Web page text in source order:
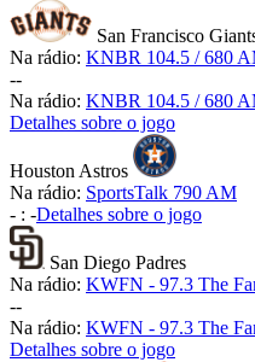
San Francisco
Na rádio: KNBR 104.5 / 680
--
Na rádio: KNBR 104.5 / 680
Detalhes sobre o jogo
Houston Astros
Na rádio: SportsTalk 790 AM
- : -Detalhes sobre o jogo
San Diego Padres
Na rádio: KWFN - 97.3 The
--
Na rádio: KWFN - 97.3 The
Detalhes sobre o jogo